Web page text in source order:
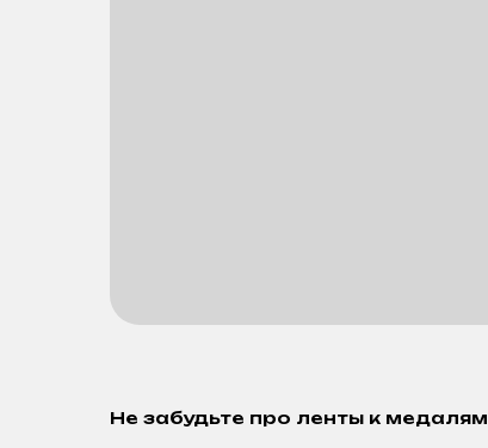
Не забудьте про ленты к медалям